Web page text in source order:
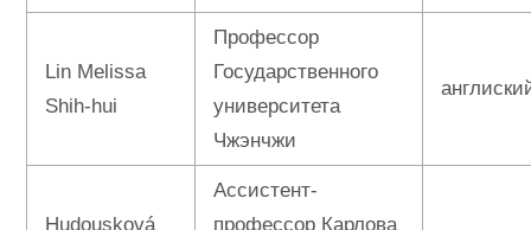
Lin Melissa
Shih-hui
Профессор
Государственного
университета
Чжэнчжи
Hudousková
Ассистент-
профессор Карлова